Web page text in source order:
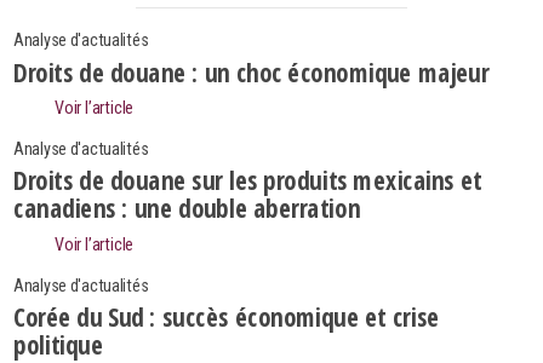
Analyse d'actualités
Droits de douane : un choc économique majeur
Voir l’article
Analyse d'actualités
Droits de douane sur les produits mexicains et
canadiens : une double aberration
Voir l’article
Analyse d'actualités
Corée du Sud : succès économique et crise
politique
Search